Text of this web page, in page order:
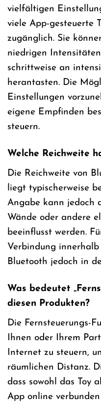
vielfältigen
viele App-gesteuerte
zugänglich. Sie
niedrigen
schrittweise an
herantasten. Die
Einstellungen
eigene Empfinden
steuern.
Welche Reichweite
Die Reichweite von
liegt typischerweise
Angabe kann jedoch
Wände oder andere
beeinflusst werden.
Verbindung innerhalb
Bluetooth jedoch in
Was bedeutet
diesen Produkten?
Die Fernsteuerungs-
Ihnen oder Ihrem
Internet zu steuern,
räumlichen Distanz.
dass sowohl das Toy
App online